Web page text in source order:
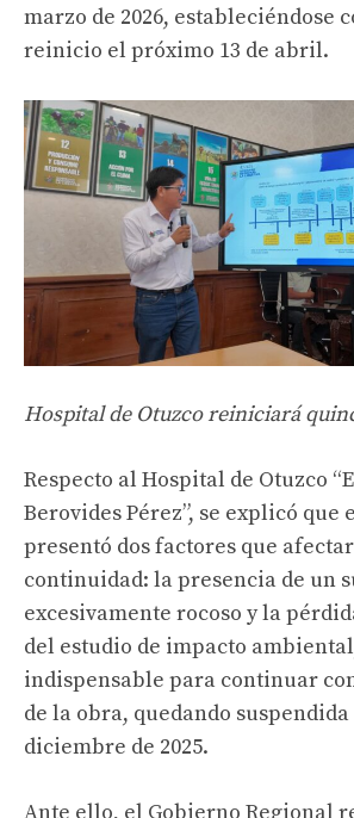
marzo de 2026, estableciéndose
reinicio el próximo 13 de abril.
Hospital de Otuzco reiniciará
Respecto al Hospital de Otuzco
Berovides Pérez”, se explicó que
presentó dos factores que
continuidad: la presencia de un
excesivamente rocoso y la
del estudio de impacto
indispensable para continuar
de la obra, quedando suspendida
diciembre de 2025.